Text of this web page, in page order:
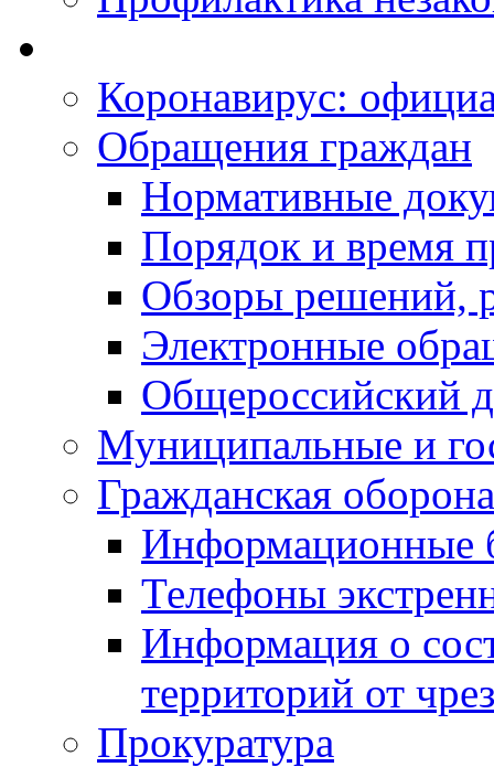
Коронавирус:
Обращения граждан
Нормативные
Порядок и время
Обзоры решений,
Электронные
Общероссийский
Муниципальные и
Гражданская
Информационные
Телефоны
Информация о
территорий от
Прокуратура